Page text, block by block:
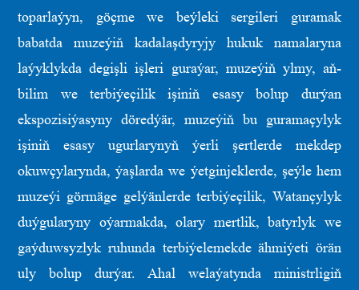
toparlaýyn, göçme we beýleki sergileri guramak
babatda muzeýiň kadalaşdyryjy hukuk namalaryna
laýyklykda degişli işleri guraýar, muzeýiň ylmy, aň-
bilim we terbiýeçilik işiniň esasy bolup durýan
ekspozisiýasyny döredýär, muzeýiň bu guramaçylyk
işiniň esasy ugurlarynyň ýerli şertlerde mekdep
okuwçylarynda, ýaşlarda we ýetginjeklerde, şeýle hem
muzeýi görmäge gelýänlerde terbiýeçilik, Watançylyk
duýgularyny oýarmakda, olary mertlik, batyrlyk we
gaýduwsyzlyk ruhunda terbiýelemekde ähmiýeti örän
uly bolup durýar. Ahal welaýatynda ministrligiň